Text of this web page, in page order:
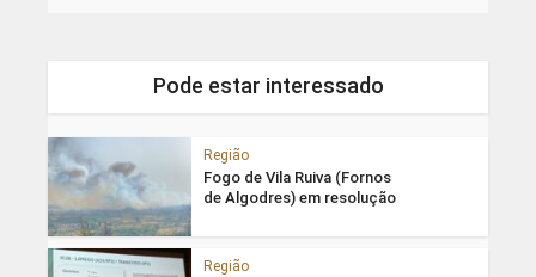
Pode estar interessado
Região
Fogo de Vila Ruiva (Fornos
de Algodres) em resolução
Região